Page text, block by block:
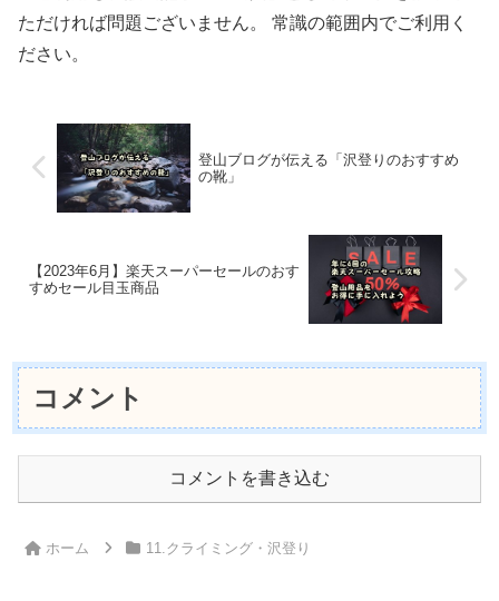
ただければ問題ございません。 常識の範囲内でご利用く
ださい。
登山ブログが伝える「沢登りのおすすめ
の靴」
【2023年6月】楽天スーパーセールのおす
すめセール目玉商品
コメント
コメントを書き込む
ホーム 11.クライミング・沢登り